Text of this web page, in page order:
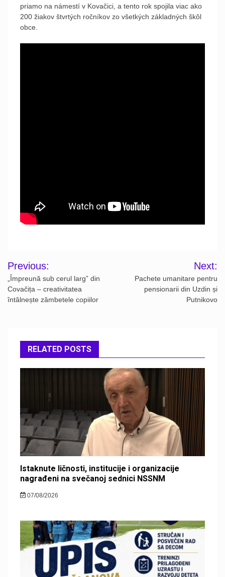
priamo na námestí v Kovačici, a tento rok spojila viac ako
200 žiakov štvrtých ročníkov zo všetkých základných škôl
obce.
Post
navigation
Previous:
„Împreună sub cerul larg” din
Covačița – creativitatea
întâlnește zâmbetele copiilor
Next:
Pachete umanitare pentru
pensionarii din Uzdin și
Putnikovo
RELATED POSTS
Istaknute ličnosti, institucije i organizacije
nagrađeni na svečanoj sednici NSSNM
07/08/2026